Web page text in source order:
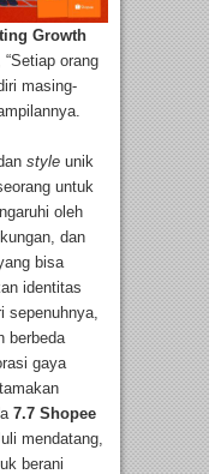
Growth
orang
masing-
style unik
untuk
oleh
dan
bisa
identitas
sepenuhnya,
berbeda
gaya
7.7 Shopee
mendatang,
berani